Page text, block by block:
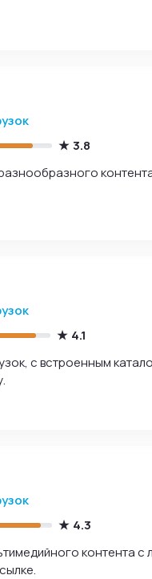
3.8
4.1
с встроенным
4.3
контента